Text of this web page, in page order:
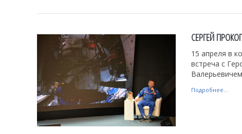
СЕРГЕЙ
15 апреля в
встреча с
Подробнее...